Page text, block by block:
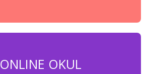
ONLINE OKUL